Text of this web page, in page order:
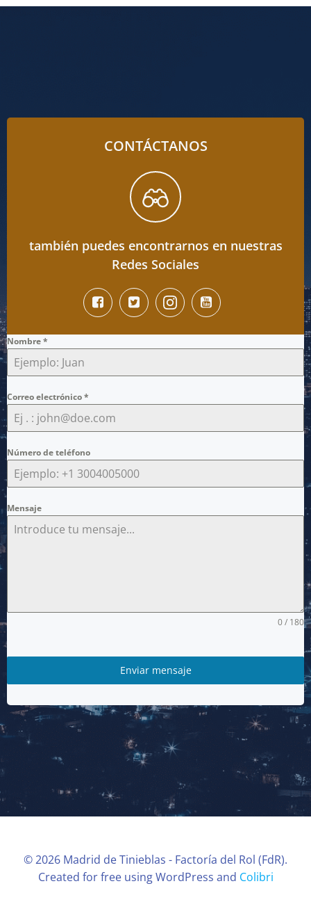
CONTÁCTANOS
también puedes encontrarnos en nuestras
Redes Sociales
Nombre*
Correo electrónico*
Número de teléfono
Mensaje
0 / 180
Enviar mensaje
© 2026 Madrid de Tinieblas - Factoría del Rol (FdR).
Created for free using WordPress and Colibri